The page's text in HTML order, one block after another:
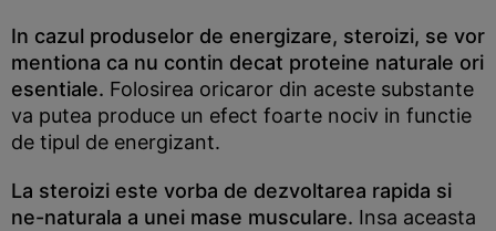
In cazul produselor de energizare, steroizi, se vor
mentiona ca nu contin decat proteine naturale ori
esentiale. Folosirea oricaror din aceste substante
va putea produce un efect foarte nociv in functie
de tipul de energizant.
La steroizi este vorba de dezvoltarea rapida si
ne-naturala a unei mase musculare. Insa aceasta